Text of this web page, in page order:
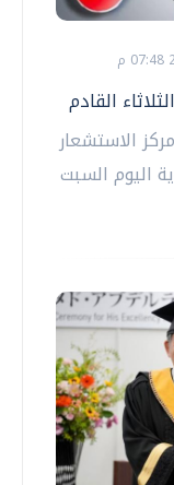
القادم
الاستشعار
اليوم السبت